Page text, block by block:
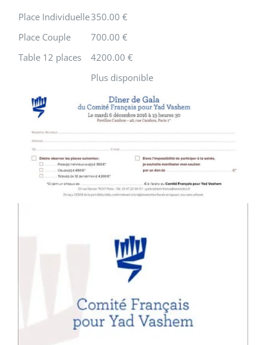
Place Individuelle350.00 €
Place Couple
700.00 €
Table 12 places
4200.00 €
Plus disponible